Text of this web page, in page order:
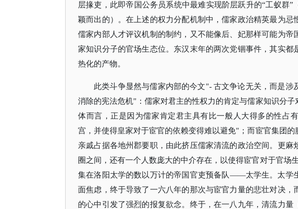
层掾吏，此即帝国公务员系统中最难实现阶层跃升的“工蚁群
颖而出的）。在上述的权力分配机制中，儒家政治精英最为忌
儒家内部人才评议机制的制约，又不能像后、妃那样可能为
家知识分子的官场生态位。东汉末年的两次党锢事件，其实都
热化的产物。
此类斗争显然与儒家内部的今文"- 古文争论无关，而是涉
消除的宪法危机"：儒家对君主的性权力的肯定与儒家知识分
体而言，正是因为儒家肯定君主具有比一般人大得多的性占
宫，并使得皇家对于宦官的依赖变得难以避免"；而宦官集团
亲戚占据各地州郡要职，由此挤压儒家清流的政治空间。更
圈之间，还有一个人数庞大的中介存在，以使得宦官对于官场
集在洛阳太学的数以万计的帝国官吏预备队——太学生。太学
面焦虑，终于导致了一六八年的那次与宦官力量的悲壮对决
的心中引发了强烈的报复欲念。终于，在一八九年，清流力